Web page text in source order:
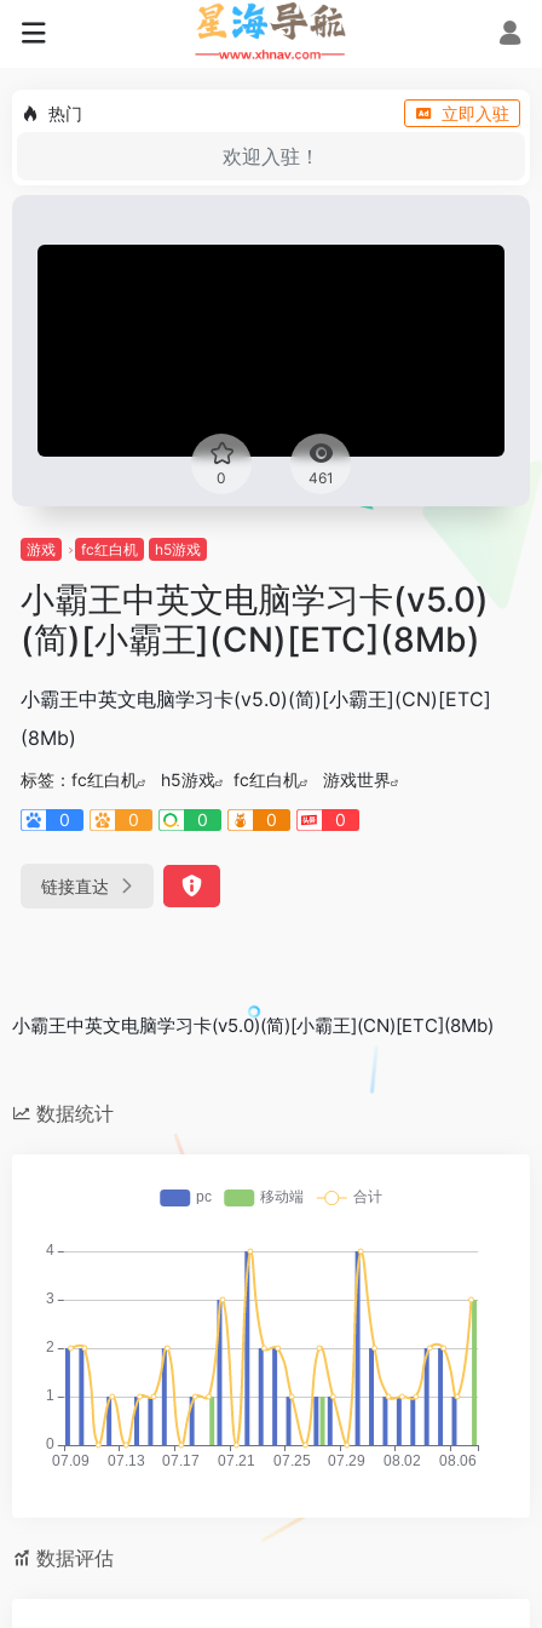
热门 立即入驻
欢迎入驻！
0 461
游戏 fc红白机 h5游戏
小霸王中英文电脑学习卡(v5.0)
(简)[小霸王](CN)[ETC](8Mb)
小霸王中英文电脑学习卡(v5.0)(简)[小霸王](CN)[ETC]
(8Mb)
标签： fc红白机 h5游戏 fc红白机
游戏世界
0
0 0 0 0
链接直达
小霸王中英文电脑学习卡(v5.0)(简)[小霸王](CN)[ETC](8Mb)
数据统计
数据评估